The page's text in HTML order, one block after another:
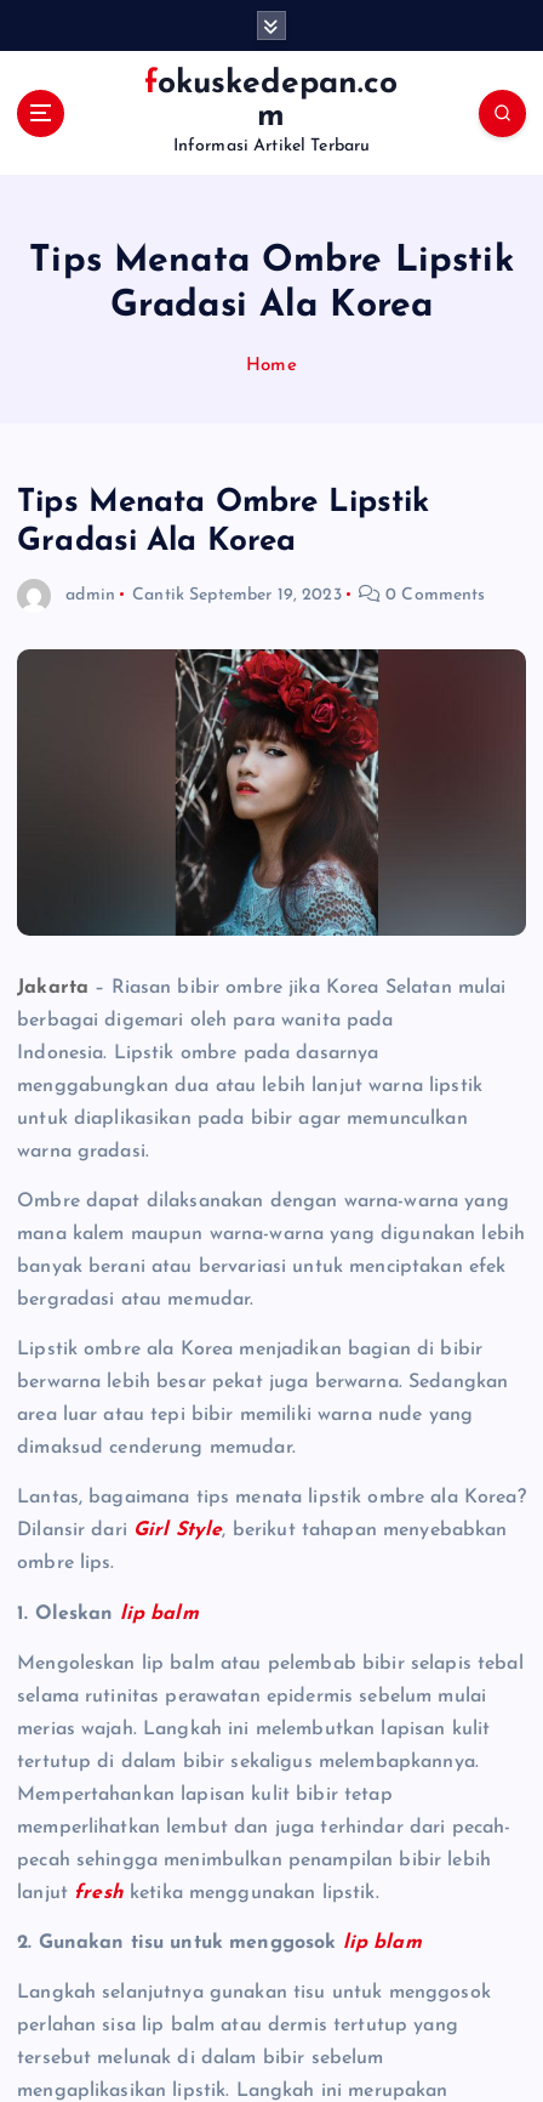
fokuskedepan.co
m
Informasi Artikel Terbaru
Tips Menata Ombre Lipstik
Gradasi Ala Korea
Home
Tips Menata Ombre Lipstik
Gradasi Ala Korea
admin Cantik September 19, 2023 0 Comments
Jakarta – Riasan bibir ombre jika Korea Selatan mulai
berbagai digemari oleh para wanita pada
Indonesia. Lipstik ombre pada dasarnya
menggabungkan dua atau lebih lanjut warna lipstik
untuk diaplikasikan pada bibir agar memunculkan
warna gradasi.
Ombre dapat dilaksanakan dengan warna-warna yang
mana kalem maupun warna-warna yang digunakan lebih
banyak berani atau bervariasi untuk menciptakan efek
bergradasi atau memudar.
Lipstik ombre ala Korea menjadikan bagian di bibir
berwarna lebih besar pekat juga berwarna. Sedangkan
area luar atau tepi bibir memiliki warna nude yang
dimaksud cenderung memudar.
Lantas, bagaimana tips menata lipstik ombre ala Korea?
Dilansir dari Girl Style, berikut tahapan menyebabkan
ombre lips.
1. Oleskan lip balm
Mengoleskan lip balm atau pelembab bibir selapis tebal
selama rutinitas perawatan epidermis sebelum mulai
merias wajah. Langkah ini melembutkan lapisan kulit
tertutup di dalam bibir sekaligus melembapkannya.
Mempertahankan lapisan kulit bibir tetap
memperlihatkan lembut dan juga terhindar dari pecah-
pecah sehingga menimbulkan penampilan bibir lebih
lanjut freshketika menggunakan lipstik.
2. Gunakan tisu untuk menggosok lip blam
Langkah selanjutnya gunakan tisu untuk menggosok
perlahan sisa lip balm atau dermis tertutup yang
tersebut melunak di dalam bibir sebelum
mengaplikasikan lipstik. Langkah ini merupakan